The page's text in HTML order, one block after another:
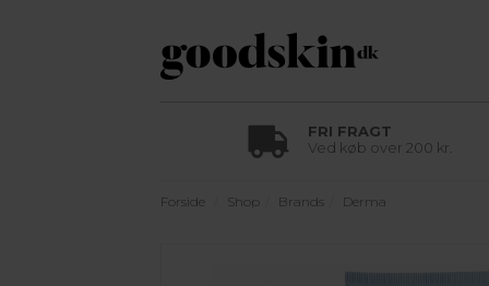
FRI FRAGT
Ved køb over 200 kr.
Forside Shop Brands Derma